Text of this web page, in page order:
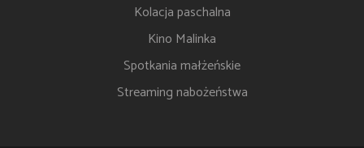
Kolacja paschalna
Kino Malinka
Spotkania małżeńskie
Streaming nabożeństwa